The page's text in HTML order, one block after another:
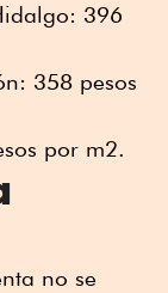
396
358 pesos
por m2.
no se